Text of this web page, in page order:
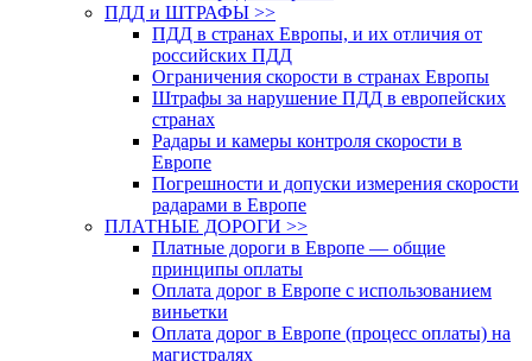
ПДД и ШТРАФЫ >>
ПДД в странах Европы, и их отличия от
российских ПДД
Ограничения скорости в странах Европы
Штрафы за нарушение ПДД в европейских
странах
Радары и камеры контроля скорости в
Европе
Погрешности и допуски измерения скорости
радарами в Европе
ПЛАТНЫЕ ДОРОГИ >>
Платные дороги в Европе — общие
принципы оплаты
Оплата дорог в Европе с использованием
виньетки
Оплата дорог в Европе (процесс оплаты) на
магистралях